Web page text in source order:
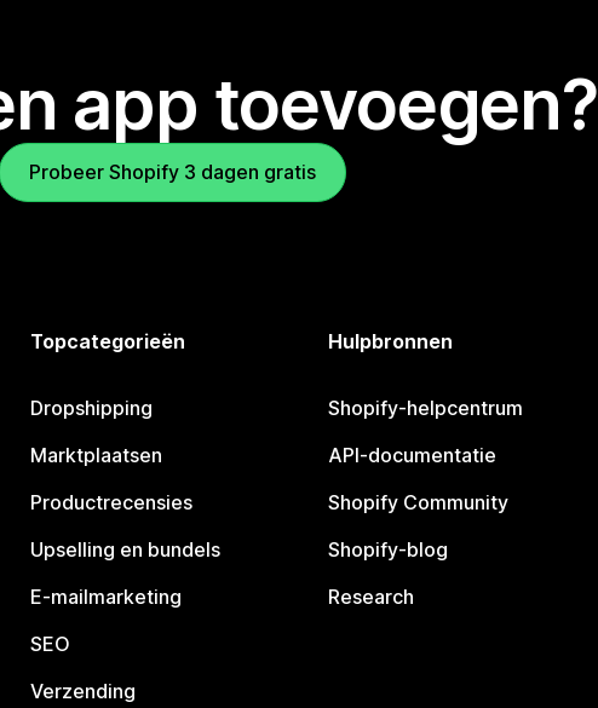
app toevoegen?
Probeer Shopify 3 dagen gratis
Topcategorieën
Dropshipping
Marktplaatsen
Productrecensies
Upselling en bundels
E-mailmarketing
SEO
Verzending
Hulpbronnen
Shopify-helpcentrum
API-documentatie
Shopify Community
Shopify-blog
Research